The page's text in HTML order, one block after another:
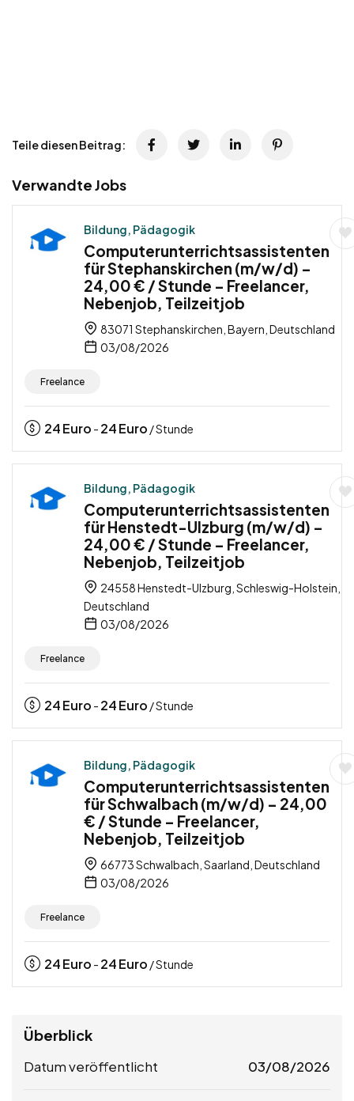
Teile diesen Beitrag:
Verwandte Jobs
Bildung, Pädagogik
Computerunterrichtsassistenten
für Stephanskirchen (m/w/d) –
24,00 € / Stunde – Freelancer,
Nebenjob, Teilzeitjob
83071 Stephanskirchen, Bayern, Deutschland
03/08/2026
Freelance
24Euro - 24Euro / Stunde
Bildung, Pädagogik
Computerunterrichtsassistenten
für Henstedt-Ulzburg (m/w/d) –
24,00 € / Stunde – Freelancer,
Nebenjob, Teilzeitjob
24558 Henstedt-Ulzburg, Schleswig-Holstein,
Deutschland
03/08/2026
Freelance
24Euro - 24Euro / Stunde
Bildung, Pädagogik
Computerunterrichtsassistenten
für Schwalbach (m/w/d) – 24,00
€ / Stunde – Freelancer,
Nebenjob, Teilzeitjob
66773 Schwalbach, Saarland, Deutschland
03/08/2026
Freelance
24Euro - 24Euro / Stunde
Überblick
Datum veröffentlicht 03/08/2026